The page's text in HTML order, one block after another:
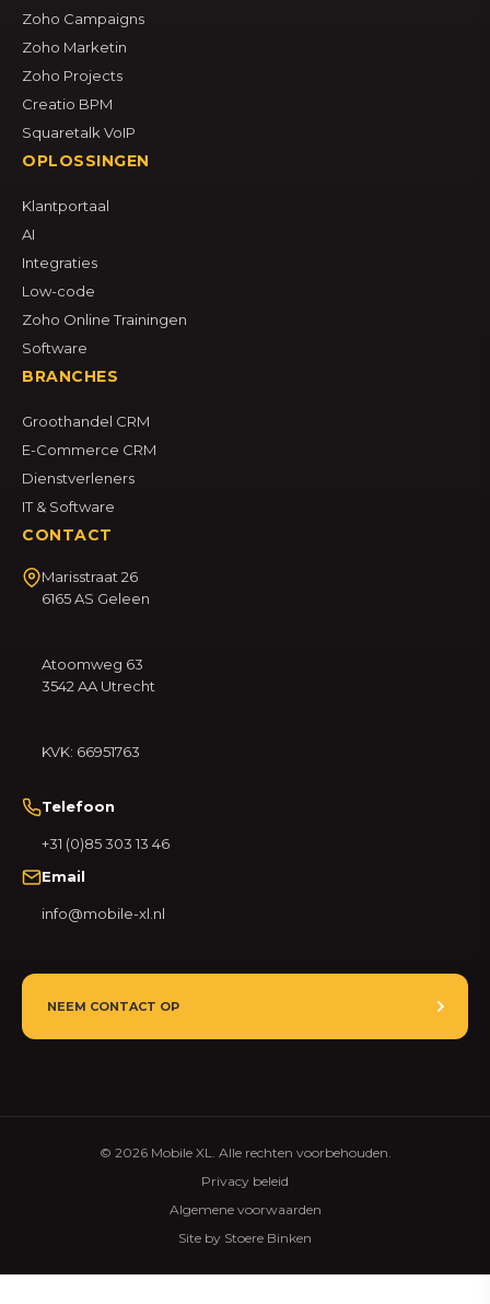
Zoho Campaigns
Zoho Marketin
Zoho Projects
Creatio BPM
Squaretalk VoIP
OPLOSSINGEN
Klantportaal
AI
Integraties
Low-code
Zoho Online Trainingen
Software
BRANCHES
Groothandel CRM
E-Commerce CRM
Dienstverleners
IT & Software
CONTACT
Marisstraat 26
6165 AS Geleen
Atoomweg 63
3542 AA Utrecht
KVK: 66951763
Telefoon
+31 (0)85 303 13 46
Email
info@mobile-xl.nl
NEEM CONTACT OP
© 2026 Mobile XL. Alle rechten voorbehouden.
Privacy beleid
Algemene voorwaarden
Site by Stoere Binken